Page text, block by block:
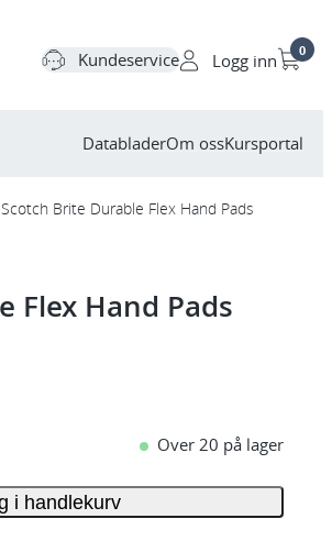
Kundeservice Logg inn 0
DatabladerOm ossKursportal
Brite Durable Flex Hand Pads
Flex Hand Pads
Over 20 på lager
i handlekurv